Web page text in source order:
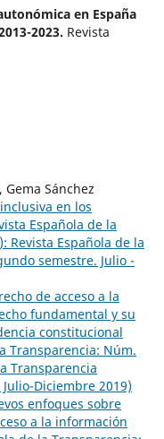
en España
2023. Revista
Sánchez
en los
Española de la
Revista Española de la
semestre. Julio -
de acceso a la
fundamental y su
constitucional
Transparencia: Núm.
Transparencia
Diciembre 2019)
enfoques sobre
a la información